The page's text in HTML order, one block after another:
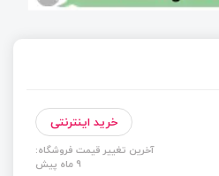
خرید اینترنتی
آخرین تغییر قیمت فروشگاه:
9 ماه پیش